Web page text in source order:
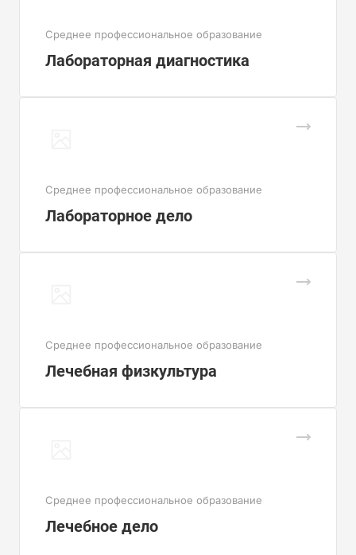
Cреднее профессиональное образование
Лабораторная диагностика
Cреднее профессиональное образование
Лабораторное дело
Cреднее профессиональное образование
Лечебная физкультура
Cреднее профессиональное образование
Лечебное дело